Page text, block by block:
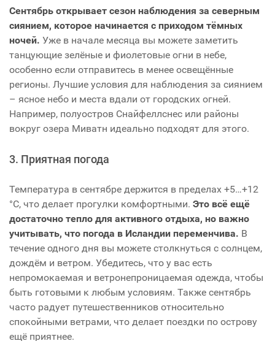
Сентябрь открывает сезон наблюдения за северным
сиянием, которое начинается с приходом тёмных
ночей. Уже в начале месяца вы можете заметить
танцующие зелёные и фиолетовые огни в небе,
особенно если отправитесь в менее освещённые
регионы. Лучшие условия для наблюдения за сиянием
– ясное небо и места вдали от городских огней.
Например, полуостров Снайфеллснес или районы
вокруг озера Миватн идеально подходят для этого.
3. Приятная погода
Температура в сентябре держится в пределах +5…+12
°C, что делает прогулки комфортными. Это всё ещё
достаточно тепло для активного отдыха, но важно
учитывать, что погода в Исландии переменчива. В
течение одного дня вы можете столкнуться с солнцем,
дождём и ветром. Убедитесь, что у вас есть
непромокаемая и ветронепроницаемая одежда, чтобы
быть готовыми к любым условиям. Также сентябрь
часто радует путешественников относительно
спокойными ветрами, что делает поездки по острову
ещё приятнее.